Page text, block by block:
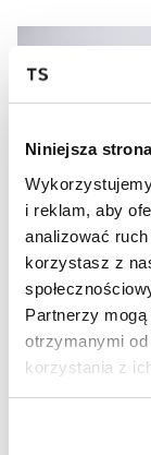
Niniejsza
i reklam, aby
analizować
korzystasz z
Partnerzy
otrzymanymi
korzystania z
SALE
HOT
BLUZA LH TEAM
115,00 zł
Cena regularna
Najniższa cena z